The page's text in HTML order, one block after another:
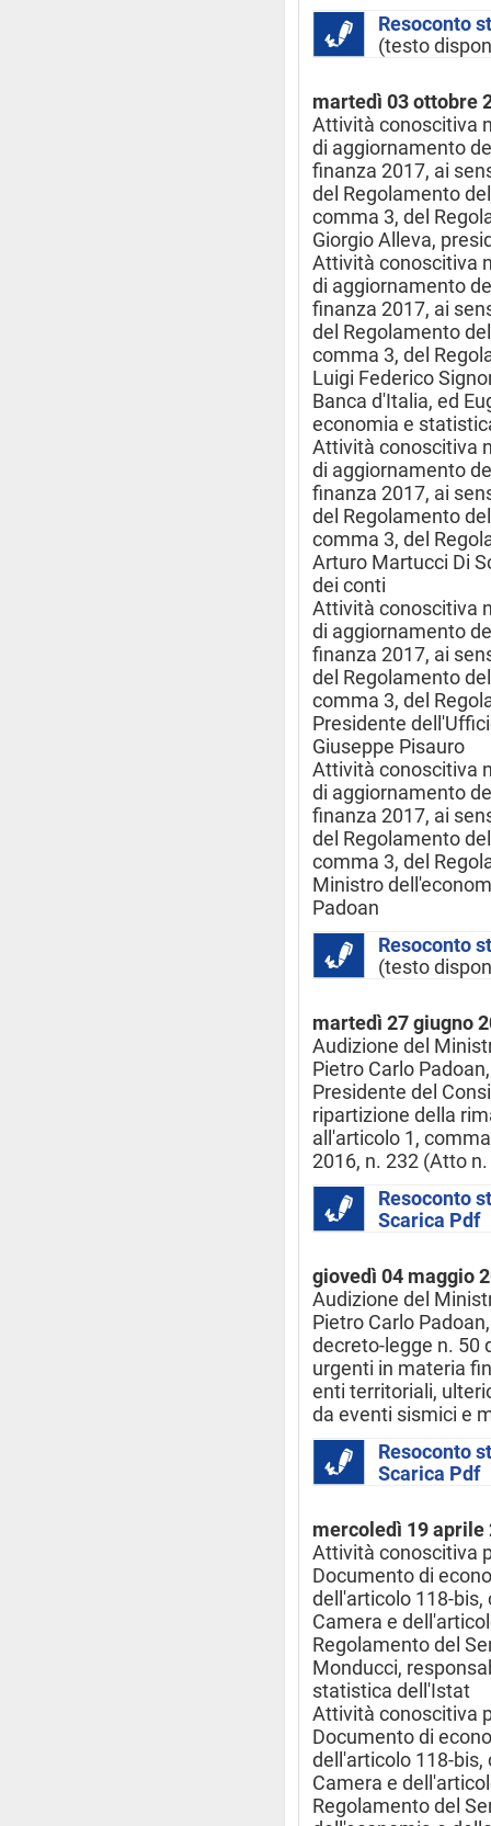
Resoconto
(testo
martedì 03 ottobre
Attività conoscitiva
di aggiornamento
finanza 2017, ai
del Regolamento
comma 3, del
Giorgio Alleva,
Attività conoscitiva
di aggiornamento
finanza 2017, ai
del Regolamento
comma 3, del
Luigi Federico
Banca d'Italia, ed
economia e
Attività conoscitiva
di aggiornamento
finanza 2017, ai
del Regolamento
comma 3, del
Arturo Martucci Di
dei conti
Attività conoscitiva
di aggiornamento
finanza 2017, ai
del Regolamento
comma 3, del
Presidente
Giuseppe Pisauro
Attività conoscitiva
di aggiornamento
finanza 2017, ai
del Regolamento
comma 3, del
Ministro
Padoan
Resoconto
(testo
martedì 27 giugno
Audizione del
Pietro Carlo
Presidente del
ripartizione della
all'articolo 1,
2016, n. 232 (Atto
Resoconto
Scarica Pdf
giovedì 04 maggio
Audizione del
Pietro Carlo
decreto-legge n. 50
urgenti in materia
enti territoriali,
da eventi sismici e
Resoconto
Scarica Pdf
mercoledì 19 aprile
Attività conoscitiva
Documento di
dell'articolo 118-bis,
Camera e
Regolamento del
Monducci,
statistica dell'Istat
Attività conoscitiva
Documento di
dell'articolo 118-bis,
Camera e
Regolamento del